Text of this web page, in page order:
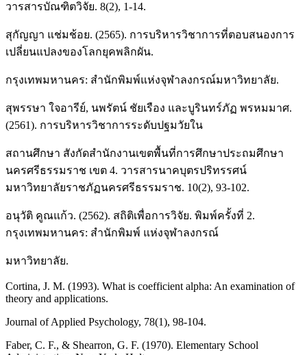
วารสารบัณฑิตวิจัย. 8(2), 1-14.
สุกัญญา แช่มช้อย. (2565). การบริหารวิชาการที่ตอบสนองการ
เปลี่ยนแปลงของโลกยุคพลิกผัน.
กรุงเทพมหานคร: สำนักพิมพ์แห่งจุฬาลงกรณ์มหาวิทยาลัย.
สุพรรษา ใจอารีย์, นพรัตน์ ชัยเรือง และบูรินทร์ภัฏ พรหมมาศ.
(2561). การบริหารวิชาการระดับปฐมวัยใน
สถานศึกษา สังกัดสำนักงานเขตพื้นที่การศึกษาประถมศึกษา
นครศรีธรรมราช เขต 4. วารสารนาคบุตรปริทรรศน์
มหาวิทยาลัยราชภัฏนครศรีธรรมราช. 10(2), 93-102.
อนุวัติ คูณแก้ว. (2562). สถิติเพื่อการวิจัย. พิมพ์ครั้งที่ 2.
กรุงเทพมหานคร: สำนักพิมพ์ แห่งจุฬาลงกรณ์
มหาวิทยาลัย.
Cortina, J. M. (1993). What is coefficient alpha: An examination of
theory and applications.
Journal of Applied Psychology, 78(1), 98-104.
Faber, C. F., & Shearron, G. F. (1970). Elementary School